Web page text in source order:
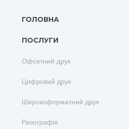
ГОЛОВНА
ПОСЛУГИ
Офсетний друк
Цифровий друк
Широкоформатний друк
Ризографія